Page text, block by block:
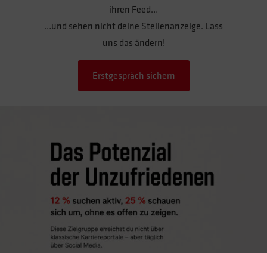
ihren Feed…
…und sehen nicht deine Stellenanzeige. Lass
uns das ändern!
Erstgespräch sichern